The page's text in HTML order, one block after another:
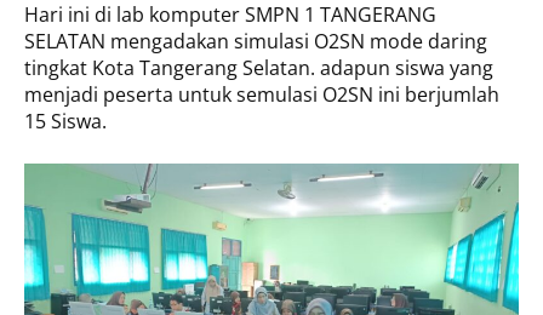
Hari ini di lab komputer SMPN 1 TANGERANG
SELATAN mengadakan simulasi O2SN mode daring
tingkat Kota Tangerang Selatan. adapun siswa yang
menjadi peserta untuk semulasi O2SN ini berjumlah
15 Siswa.